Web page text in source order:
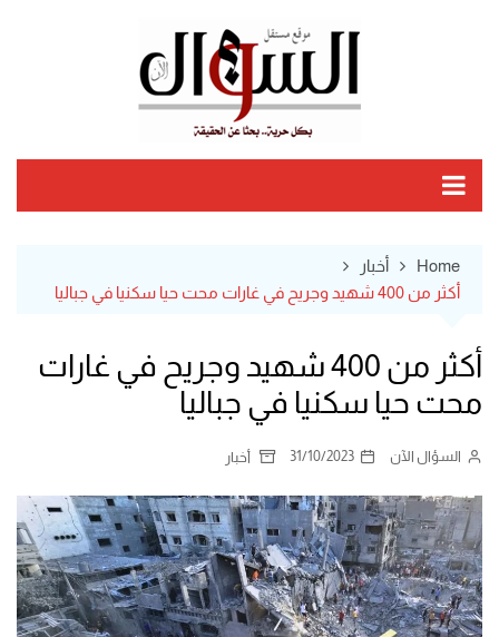
Home
أخبار
أكثر من 400 شهيد وجريح في غارات محت حيا سكنيا في جباليا
أكثر من 400 شهيد وجريح في غارات
محت حيا سكنيا في جباليا
السؤال الآن 31/10/2023 أخبار